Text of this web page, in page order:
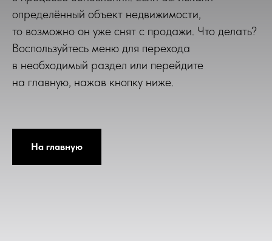
определённый объект недвижимости,
то возможно он уже снят с продажи. Что делать?
Воспользуйтесь меню для перехода
в необходимый раздел или перейдите
на главную, нажав кнопку ниже.
На главную